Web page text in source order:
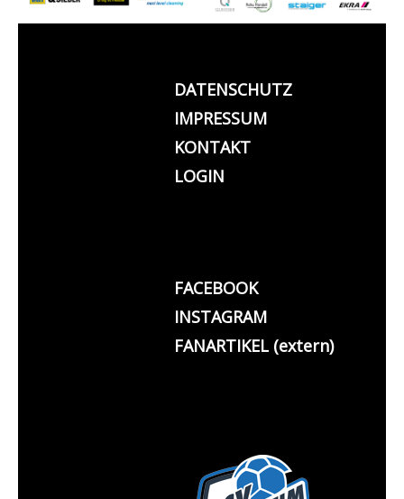
DATENSCHUTZ
IMPRESSUM
KONTAKT
LOGIN
FACEBOOK
INSTAGRAM
FANARTIKEL (extern)